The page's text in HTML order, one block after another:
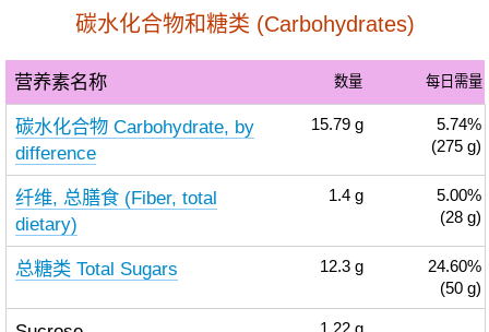
碳水化合物和糖类 (Carbohydrates)
营养素名称 数量 每日需量
碳水化合物 Carbohydrate, by
difference
15.79 g
5.74%
(275 g)
纤维, 总膳食 (Fiber, total
dietary)
1.4 g
5.00%
(28 g)
总糖类 Total Sugars 12.3 g
24.60%
(50 g)